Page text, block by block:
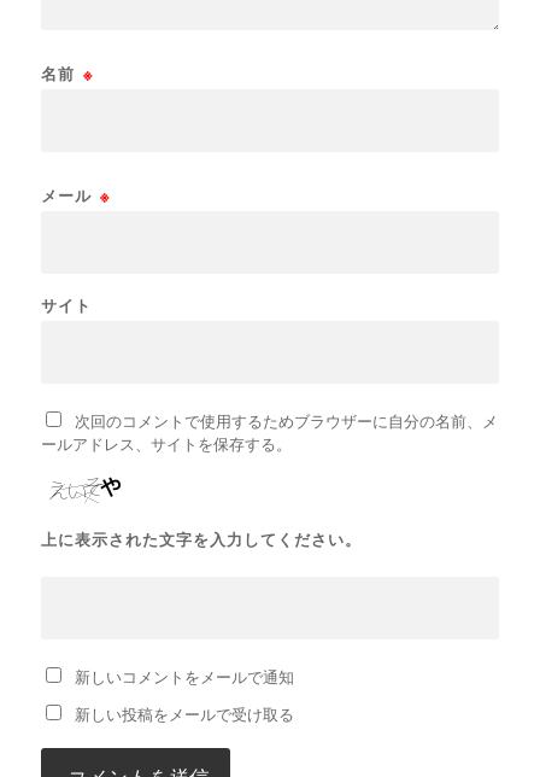
名前 ※
メール ※
サイト
次回のコメントで使用するためブラウザーに自分の名前、メ
ールアドレス、サイトを保存する。
上に表示された文字を入力してください。
新しいコメントをメールで通知
新しい投稿をメールで受け取る